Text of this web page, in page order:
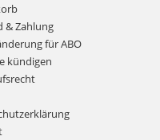
& Zahlung
für ABO
kündigen